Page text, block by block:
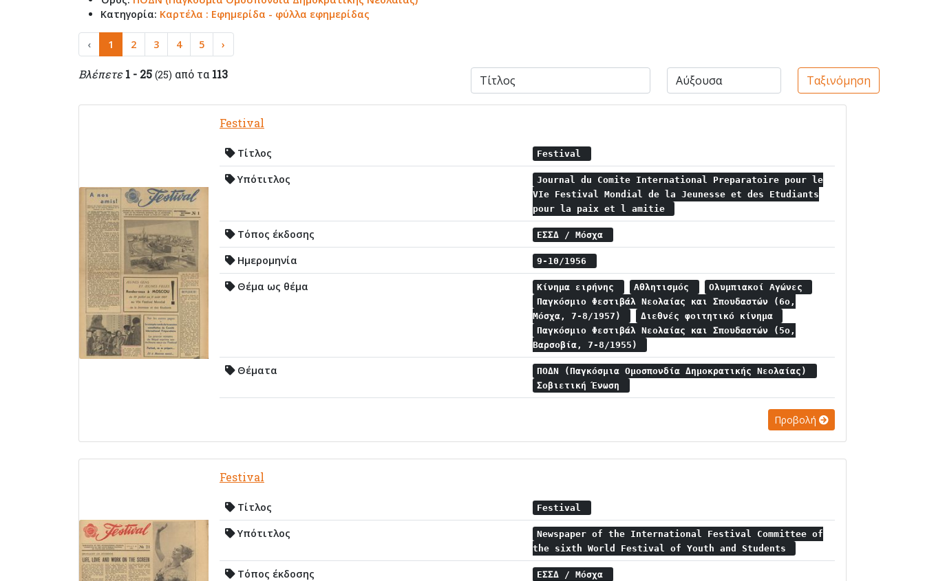
Κατηγορία: Καρτέλα : Εφημερίδα - φύλλα εφημερίδας
‹ 1 2 3 4 5 ›
Βλέπετε 1 - 25 (25) από τα 113 Ταξινόμηση
Festival
Τίτλος Festival
Υπότιτλος
Journal du Comite International Preparatoire pour le
VIe Festival Mondial de la Jeunesse et des Etudiants
pour la paix et l amitie
Τόπος έκδοσης ΕΣΣΔ / Μόσχα
Ημερομηνία 9-10/1956
Θέμα ως θέμα Κίνημα ειρήνης Αθλητισμός
Ολυμπιακοί Αγώνες
Παγκόσμιο Φεστιβάλ Νεολαίας και Σπουδαστών (6ο,
Μόσχα, 7-8/1957)
Διεθνές φοιτητικό κίνημα
Παγκόσμιο Φεστιβάλ Νεολαίας και Σπουδαστών (5ο,
Βαρσοβία, 7-8/1955)
Θέματα
ΠΟΔΝ (Παγκόσμια Ομοσπονδία Δημοκρατικής Νεολαίας)
Σοβιετική Ένωση
Προβολή
Festival
Τίτλος Festival
Υπότιτλος
Newspaper of the International Festival Committee of
the sixth World Festival of Youth and Students
Τόπος έκδοσης ΕΣΣΔ / Μόσχα